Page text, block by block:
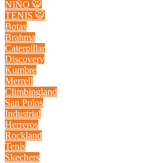
NIÑO 🐯
TENIS 🐯
Botas
Brahma
Caterpillar
Discovery
Kumbre
Merrell
Climbingland
San Polos
Industrial
Herreros
Rockland
Tenis
Skechers